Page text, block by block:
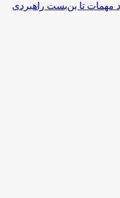
مهمات تا بن‌بست راهبردی